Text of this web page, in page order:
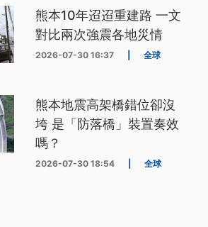
熊本10年迢迢重建路 一文
對比兩次強震各地災情
2026-07-30 16:37 全球
熊本地震高架橋錯位卻沒
垮 是「防落橋」裝置奏效
嗎？
2026-07-30 18:54 全球